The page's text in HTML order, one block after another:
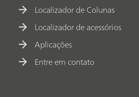
Localizador de Colunas
Localizador de acessórios
Aplicações
Entre em contato